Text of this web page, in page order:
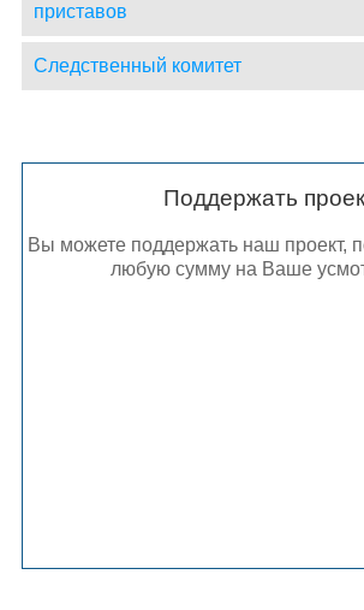
приставов
Следственный комитет
Поддержать
Вы можете поддержать наш проект,
любую сумму на Ваше